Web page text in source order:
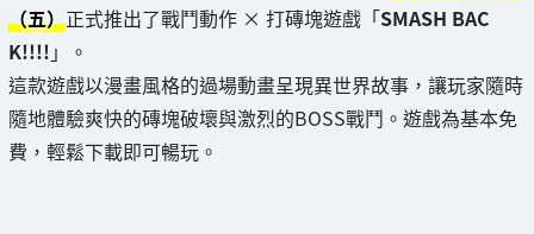
（五）正式推出了戰鬥動作 × 打磚塊遊戲「SMASH BAC
K!!!! 」。
這款遊戲以漫畫風格的過場動畫呈現異世界故事，讓玩家隨時
隨地體驗爽快的磚塊破壞與激烈的BOSS戰鬥。遊戲為基本免
費，輕鬆下載即可暢玩。